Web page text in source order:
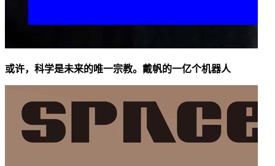
或许，科学是未来的唯一宗教。戴帆的一亿个机器人